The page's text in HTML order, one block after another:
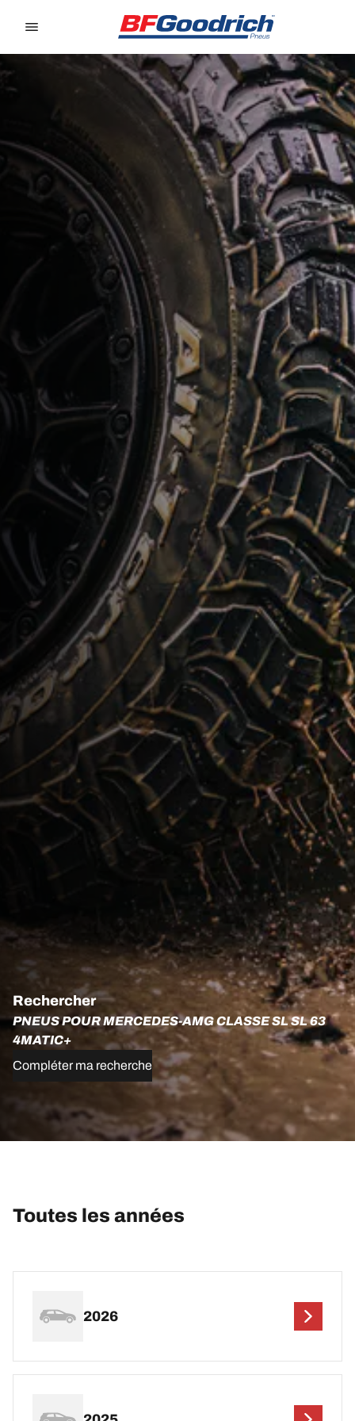
Rechercher
PNEUS POUR MERCEDES-AMG CLASSE SL SL 63
4MATIC+
Compléter ma recherche
Toutes les années
2026